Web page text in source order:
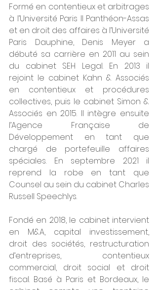
Formé en contentieux et arbitrages
à l’Université Paris II Panthéon-Assas
et en droit des affaires à l’Université
Paris Dauphine, Denis Meyer a
débuté sa carrière en 2011 au sein
du cabinet SEH Legal. En 2013 il
rejoint le cabinet Kahn & Associés
en contentieux et procédures
collectives, puis le cabinet Simon &
Associés en 2015. Il intègre ensuite
l’Agence Française de
Développement en tant que
chargé de portefeuille affaires
spéciales. En septembre 2021 il
reprend la robe en tant que
Counsel au sein du cabinet Charles
Russell Speechlys.
Fondé en 2018, le cabinet intervient
en M&A, capital investissement,
droit des sociétés, restructuration
d’entreprises, contentieux
commercial, droit social et droit
fiscal. Basé à Paris et Bordeaux, le